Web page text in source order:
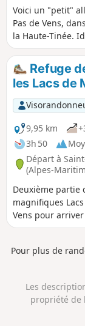
Voici un "petit"
Pas de Vens,
la Haute-Tinée.
d'une nuit au
pourriez
Refuge
les Lacs de
9,95 km
3h 50
Départ à
(Alpes-
Deuxième partie
magnifiques
Vens pour
Collet de
Pour plus de
Les
propriété de